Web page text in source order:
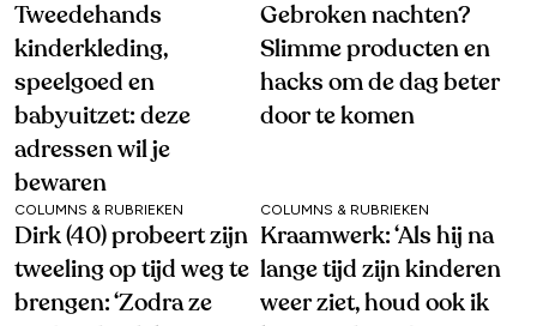
Tweedehands
kinderkleding,
speelgoed en
babyuitzet: deze
adressen wil je
bewaren
Gebroken nachten?
Slimme producten en
hacks om de dag beter
door te komen
COLUMNS & RUBRIEKEN
Dirk (40) probeert zijn
tweeling op tijd weg te
brengen: ‘Zodra ze
COLUMNS & RUBRIEKEN
Kraamwerk: ‘Als hij na
lange tijd zijn kinderen
weer ziet, houd ook ik